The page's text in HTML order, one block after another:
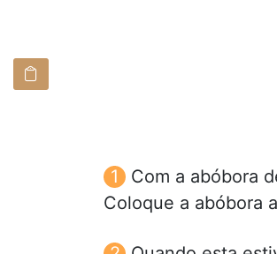
Com a abóbora
Coloque a abóbora